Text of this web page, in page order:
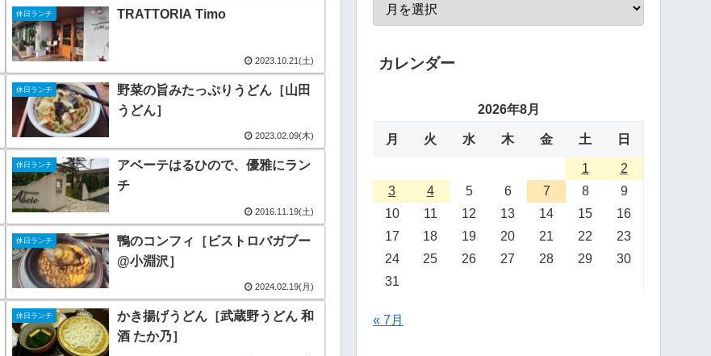
休日ランチ TRATTORIA Timo
2023.10.21(土)
休日ランチ
野菜の旨みたっぷりうどん［山田
うどん］
2023.02.09(木)
休日ランチ
アベーテはるひので、優雅にラン
チ
2016.11.19(土)
休日ランチ
鴨のコンフィ［ビストロバガブー
@小淵沢］
2024.02.19(月)
休日ランチ
かき揚げうどん［武蔵野うどん 和
酒 たか乃］
カレンダー
2026年8月
月 火 水 木 金 土 日
1
2
3
4 5 6 7 8
9
10
11 12 13 14 15
16
17
18 19 20 21 22
23
24
25 26 27 28 29
30
31
« 7月